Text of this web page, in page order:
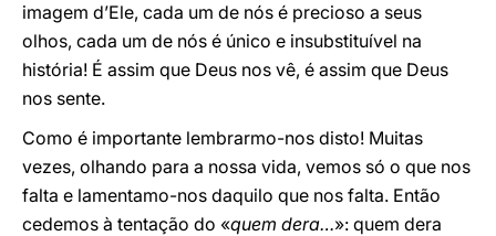
imagem d’Ele, cada um de nós é precioso a seus
olhos, cada um de nós é único e insubstituível na
história! É assim que Deus nos vê, é assim que Deus
nos sente.
Como é importante lembrarmo-nos disto! Muitas
vezes, olhando para a nossa vida, vemos só o que nos
falta e lamentamo-nos daquilo que nos falta. Então
cedemos à tentação do «quem dera…»: quem dera